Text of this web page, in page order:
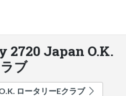
2720 Japan O.K.
ブ
ロータリーEクラブ